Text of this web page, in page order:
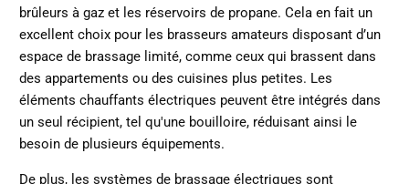
brûleurs à gaz et les réservoirs de propane. Cela en fait un
excellent choix pour les brasseurs amateurs disposant d’un
espace de brassage limité, comme ceux qui brassent dans
des appartements ou des cuisines plus petites. Les
éléments chauffants électriques peuvent être intégrés dans
un seul récipient, tel qu'une bouilloire, réduisant ainsi le
besoin de plusieurs équipements.
De plus, les systèmes de brassage électriques sont